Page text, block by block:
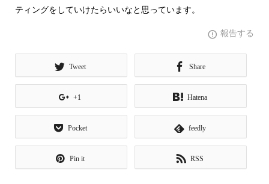
ティングをしていけたらいいなと思っています。
報告する
Tweet Share
+1 Hatena
Pocket feedly
Pin it RSS